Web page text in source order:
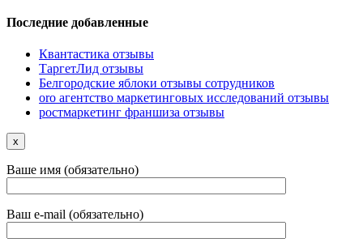
Последние добавленные
Квантастика отзывы
ТаргетЛид отзывы
Белгородские яблоки отзывы сотрудников
oro агентство маркетинговых исследований отзывы
ростмаркетинг франшиза отзывы
x
Ваше имя (обязательно)
Ваш e-mail (обязательно)